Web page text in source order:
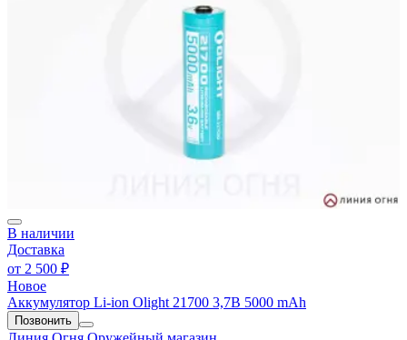
В наличии
Доставка
от 2 500 ₽
Новое
Аккумулятор Li-ion Olight 21700 3,7В 5000 mAh
Позвонить